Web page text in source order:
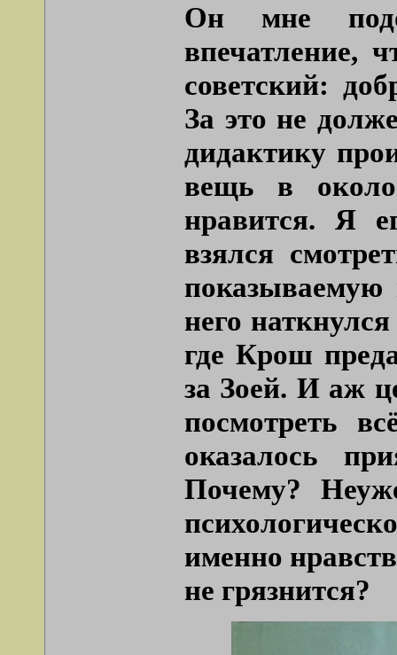
Он мне
впечатление,
советский:
За это не
дидактику
вещь в
нравится. Я
взялся
него
где Крош
за Зоей. И аж
посмотреть
оказалось
Почему?
именно
не грязнится?